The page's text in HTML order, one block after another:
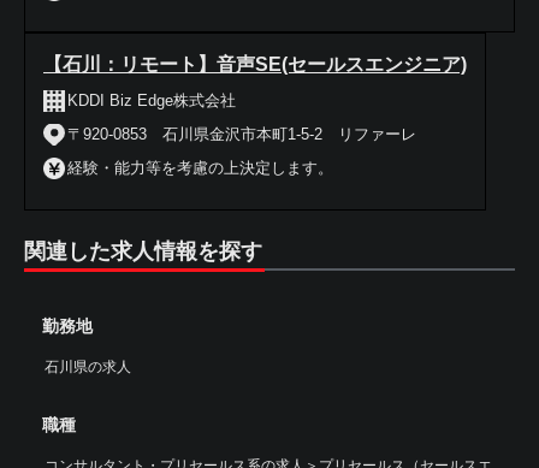
【石川：リモート】音声SE(セールスエンジニア)
KDDI Biz Edge株式会社
〒920-0853 石川県金沢市本町1-5-2 リファーレ
経験・能力等を考慮の上決定します。
関連した求人情報を探す
勤務地
石川県の求人
職種